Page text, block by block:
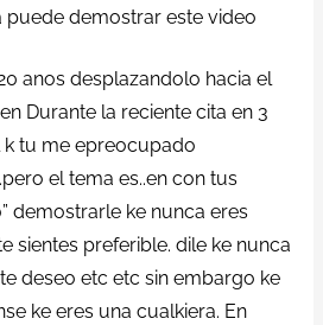
demostrar este video
anos desplazandolo hacia el
Durante la reciente cita en 3
tu me epreocupado
el tema es..en con tus
demostrarle ke nunca eres
sientes preferible. dile ke nunca
deseo etc etc sin embargo ke
ke eres una cualkiera. En